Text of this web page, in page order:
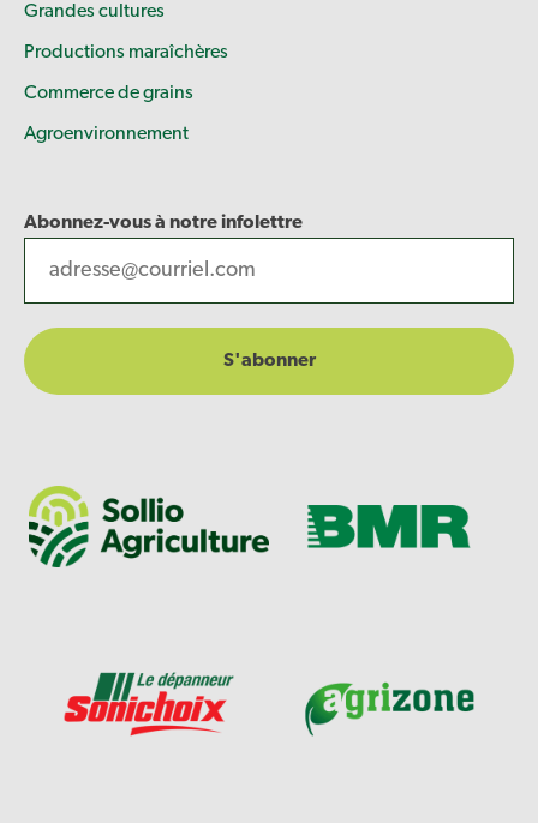
Grandes cultures
Productions maraîchères
Commerce de grains
Agroenvironnement
Abonnez-vous à notre infolettre